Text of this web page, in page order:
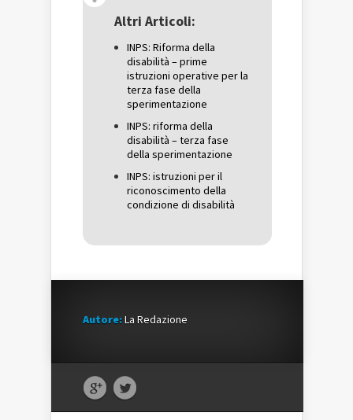
una
nuova
nuova
finestra)
una
nuova
Altri Articoli:
INPS: Riforma della
disabilità – prime
istruzioni operative per la
terza fase della
sperimentazione
INPS: riforma della
disabilità – terza fase
della sperimentazione
INPS: istruzioni per il
riconoscimento della
condizione di disabilità
Autore:La Redazione